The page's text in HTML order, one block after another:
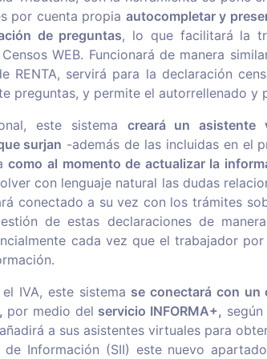
por cuenta propia autocompletar y
de preguntas, lo que facilitará la
WEB. Funcionará de manera
RENTA, servirá para la declaración
preguntas, y permite el autorrellenado y
este sistema creará un asistente
surjan -además de las incluidas en el
como al momento de actualizar la
con lenguaje natural las dudas
conectado a su vez con los trámites
de estas declaraciones de
cada vez que el trabajador
IVA, este sistema se conectará con un
por medio del servicio INFORMA+,
a sus asistentes virtuales para
Información (SII) este nuevo